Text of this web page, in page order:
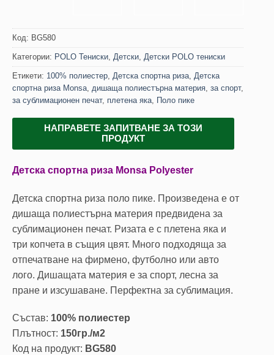
Код: BG580
Категории: POLO Тениски, Детски, Детски POLO тениски
Етикети: 100% полиестер, Детска спортна риза, Детска
спортна риза Monsa, дишаща полиестърна материя, за спорт,
за сублимационен печат, плетена яка, Поло пике
НАПРАВЕТЕ ЗАПИТВАНЕ ЗА ТОЗИ
ПРОДУКТ
Детска спортна риза Monsa Polyester
Детска спортна риза поло пике. Произведена е от
дишаща полиестърна материя предвидена за
сублимационен печат. Ризата е с плетена яка и
три копчета в същия цвят. Много подходяща за
отпечатване на фирмено, футболно или авто
лого. Дишащата материя е за спорт, леснa за
пране и изсушаване. Перфектна за сублимация.
Състав: 100% полиестер
Плътност: 150гр./м2
Код на продукт: BG580